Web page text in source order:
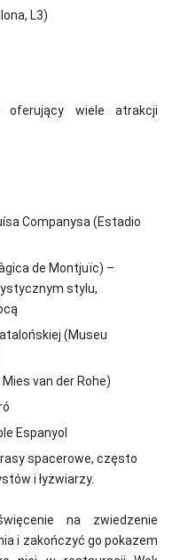
L3)
wiele atrakcji
Companysa (Estadio
de Montjuïc) –
stylu,
(Museu
van der Rohe)
Espanyol
spacerowe, często
i łyżwiarzy.
na zwiedzenie
i zakończyć go pokazem